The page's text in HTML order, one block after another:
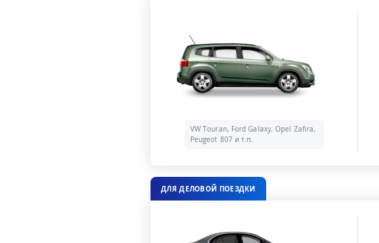
VW Touran, Ford Galaxy, Opel Zafira,
Peugeot 807 и т.п.
ДЛЯ ДЕЛОВОЙ ПОЕЗДКИ